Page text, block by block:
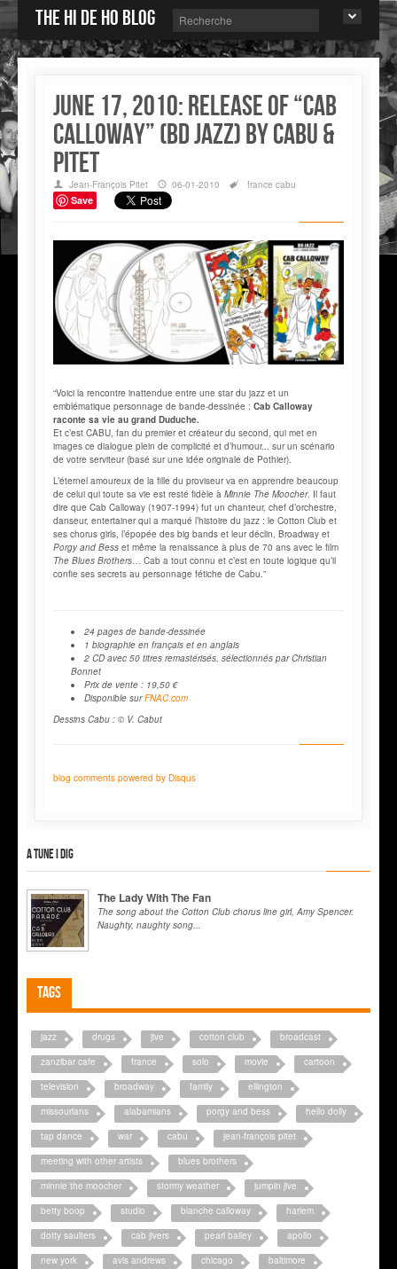
The Hi de Ho blog
June 17, 2010: release of “Cab
Calloway” (BD Jazz) by CABU &
PITET
Jean-François Pitet 06-01-2010 france cabu
Save
“Voici la rencontre inattendue entre une star du jazz et un
emblématique personnage de bande-dessinée : Cab Calloway
raconte sa vie au grand Duduche.
Et c’est CABU, fan du premier et créateur du second, qui met en
images ce dialogue plein de complicité et d’humour... sur un scénario
de votre serviteur (basé sur une idée originale de Pothier).
L’éternel amoureux de la fille du proviseur va en apprendre beaucoup
de celui qui toute sa vie est resté fidèle à Minnie The Moocher. Il faut
dire que Cab Calloway (1907-1994) fut un chanteur, chef d’orchestre,
danseur, entertainer qui a marqué l’histoire du jazz : le Cotton Club et
ses chorus girls, l’épopée des big bands et leur déclin, Broadway et
Porgy and Bess et même la renaissance à plus de 70 ans avec le film
The Blues Brothers … Cab a tout connu et c’est en toute logique qu’il
confie ses secrets au personnage fétiche de Cabu.”
24 pages de bande-dessinée
1 biographie en français et en anglais
2 CD avec 50 titres remastérisés, sélectionnés par Christian
Bonnet
Prix de vente : 19,50 €
Disponible surFNAC.com
Dessins Cabu : © V. Cabut
blog comments powered by Disqus
A tune I dig
The Lady With The Fan
The song about the Cotton Club chorus line girl, Amy Spencer.
Naughty, naughty song...
Tags
jazz drugs jive cotton club
broadcast
zanzibar cafe
france solo movie
cartoon
television
broadway family
ellington
missourians
alabamians porgy and bess
hello dolly
tap dance
war cabu
jean-françois pitet
meeting with other artists
blues brothers
minnie the moocher
stormy weather
jumpin jive
betty boop
studio blanche calloway
harlem
dotty saulters
cab jivers pearl bailey
apollo
new york
avis andrews chicago
baltimore